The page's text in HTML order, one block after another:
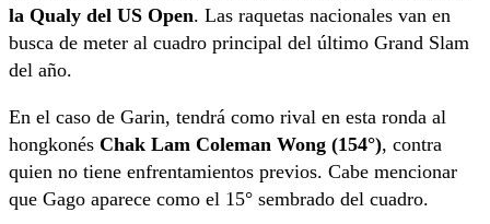
la Qualy del US Open. Las raquetas nacionales van en
busca de meter al cuadro principal del último Grand Slam
del año.
En el caso de Garin, tendrá como rival en esta ronda al
hongkonés Chak Lam Coleman Wong (154°), contra
quien no tiene enfrentamientos previos. Cabe mencionar
que Gago aparece como el 15° sembrado del cuadro.